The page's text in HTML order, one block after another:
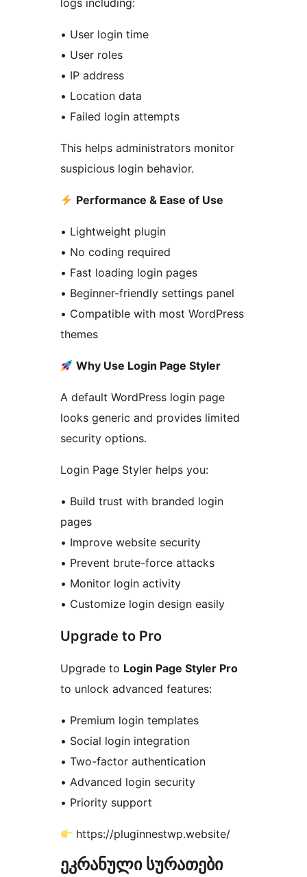
logs including:
• User login time
• User roles
• IP address
• Location data
• Failed login attempts
This helps administrators monitor
suspicious login behavior.
Performance & Ease of Use
• Lightweight plugin
• No coding required
• Fast loading login pages
• Beginner-friendly settings panel
• Compatible with most WordPress
themes
Why Use Login Page Styler
A default WordPress login page
looks generic and provides limited
security options.
Login Page Styler helps you:
• Build trust with branded login
pages
• Improve website security
• Prevent brute-force attacks
• Monitor login activity
• Customize login design easily
Upgrade to Pro
Upgrade to Login Page Styler Pro
to unlock advanced features:
• Premium login templates
• Social login integration
• Two-factor authentication
• Advanced login security
• Priority support
https://pluginnestwp.website/
ეკრანული სურათები